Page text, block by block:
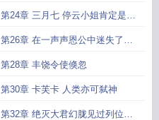
第24章 三月七 停云小姐肯定是幕
后黑手
第26章 在一声声恩公中迷失了自
己
第28章 丰饶令使倏忽
第30章 卡芙卡 人类亦可弑神
第32章 绝灭大君幻胧见过列位恩